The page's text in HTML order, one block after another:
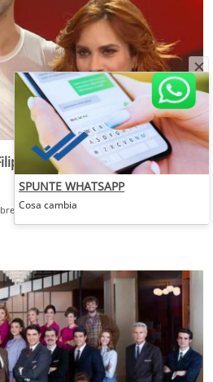
Magnini agguerrito: “Ecco
2025
SPUNTE WHATSAPP
Cosa cambia